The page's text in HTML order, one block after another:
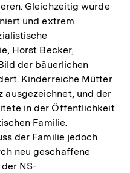
Gleichzeitig wurde
und extrem
Horst Becker,
der bäuerlichen
Kinderreiche Mütter
und der
in der Öffentlichkeit
Familie.
der Familie jedoch
neu geschaffene
NS-